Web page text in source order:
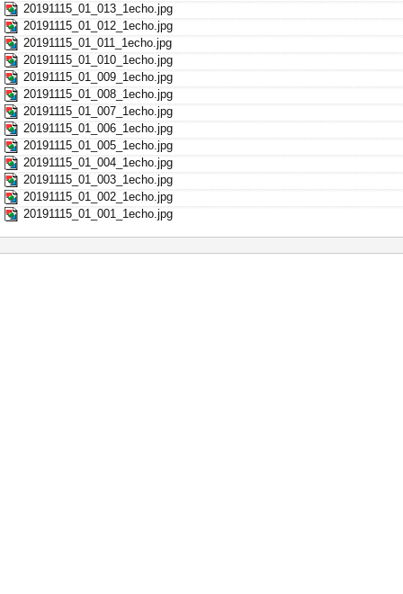
20191115_01_013_1echo.jpg
20191115_01_012_1echo.jpg
20191115_01_011_1echo.jpg
20191115_01_010_1echo.jpg
20191115_01_009_1echo.jpg
20191115_01_008_1echo.jpg
20191115_01_007_1echo.jpg
20191115_01_006_1echo.jpg
20191115_01_005_1echo.jpg
20191115_01_004_1echo.jpg
20191115_01_003_1echo.jpg
20191115_01_002_1echo.jpg
20191115_01_001_1echo.jpg